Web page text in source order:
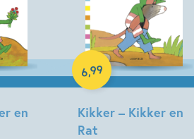
en
Kikker – Kikker en
Rat
6,99
Hardcover